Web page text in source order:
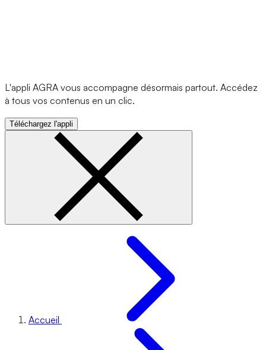
L'appli AGRA vous accompagne désormais partout. Accédez
à tous vos contenus en un clic.
Téléchargez l'appli
Accueil